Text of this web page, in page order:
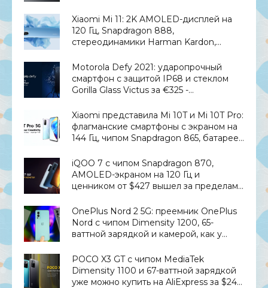
Xiaomi Mi 11: 2K AMOLED-дисплей на
120 Гц, Snapdragon 888,
стереодинамики Harman Kardon,
зарядкой на 55 Вт и ценник от $612 -
«Смартфоны»
Motorola Defy 2021: ударопрочный
смартфон с защитой IP68 и стеклом
Gorilla Glass Victus за €325 -
Xiaomi представила Mi 10T и Mi 10T Pro:
флагманские смартфоны с экраном на
144 Гц, чипом Snapdragon 865, батареей
«Смартфоны»
iQOO 7 с чипом Snapdragon 870,
AMOLED-экраном на 120 Гц и
ценником от $427 вышел за пределами
OnePlus Nord 2 5G: преемник OnePlus
Nord с чипом Dimensity 1200, 65-
ваттной зарядкой и камерой, как у
POCO X3 GT с чипом MediaTek
Dimensity 1100 и 67-ваттной зарядкой
уже можно купить на AliExpress за $249